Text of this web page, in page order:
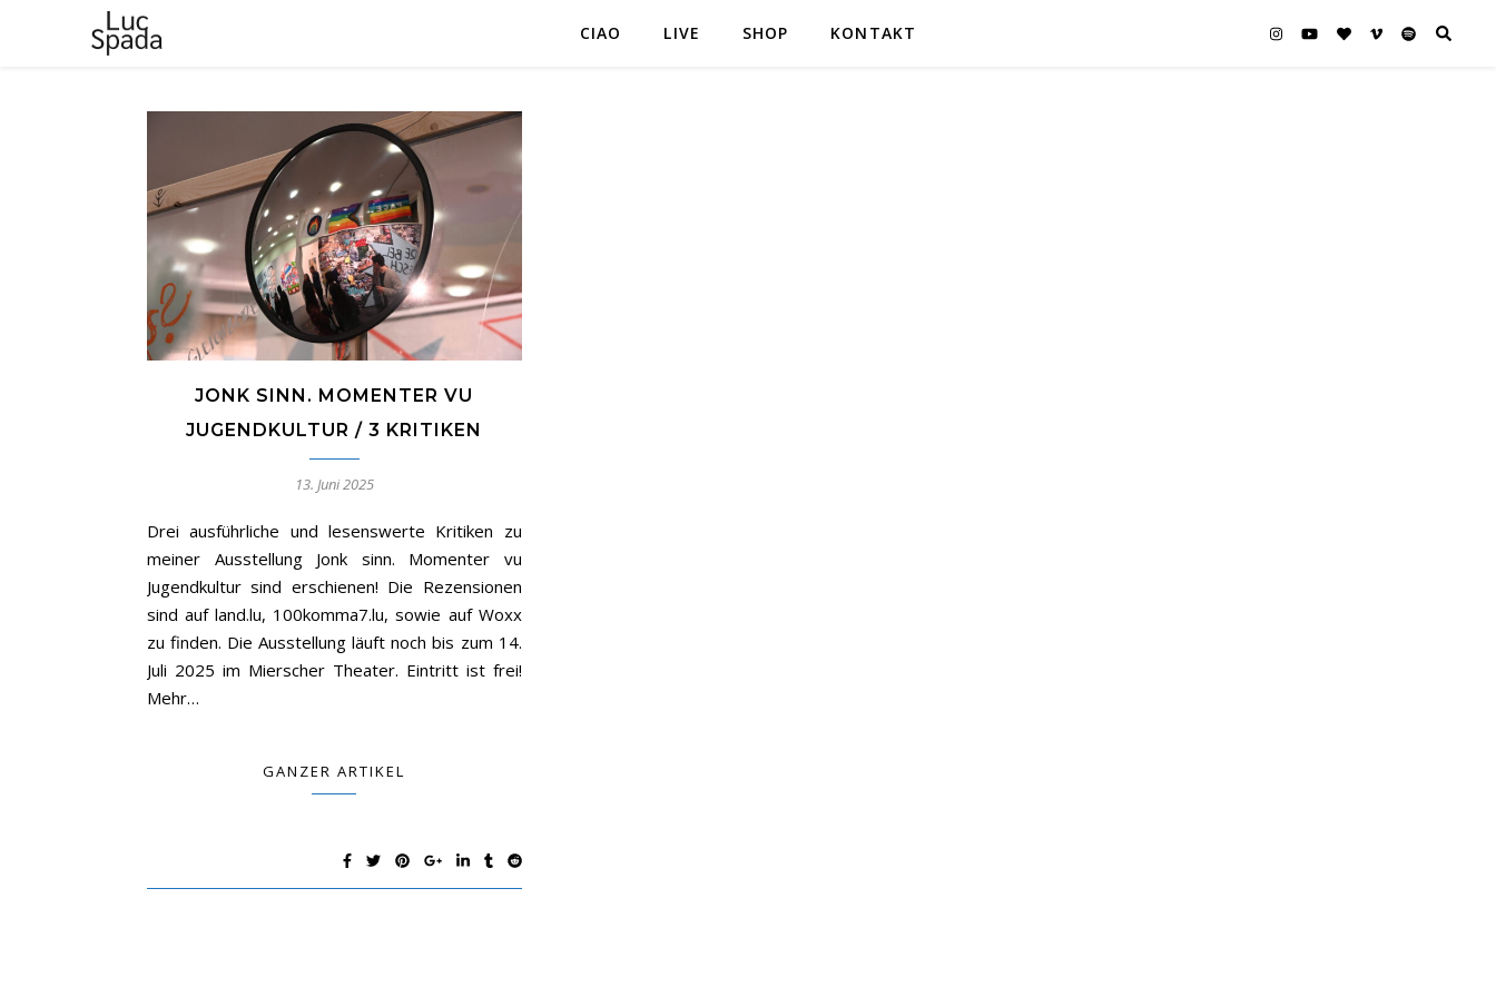
CIAO LIVE SHOP KONTAKT
JONK SINN. MOMENTER VU
JUGENDKULTUR / 3 KRITIKEN
13. Juni 2025
Drei ausführliche und lesenswerte Kritiken zu
meiner Ausstellung Jonk sinn. Momenter vu
Jugendkultur sind erschienen! Die Rezensionen
sind auf land.lu, 100komma7.lu, sowie auf Woxx
zu finden. Die Ausstellung läuft noch bis zum 14.
Juli 2025 im Mierscher Theater. Eintritt ist frei!
Mehr…
GANZER ARTIKEL